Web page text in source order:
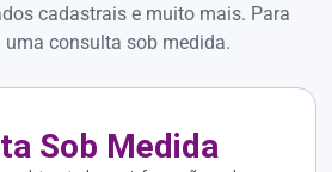
cadastrais e muito mais. Para
consulta sob medida.
Sob Medida